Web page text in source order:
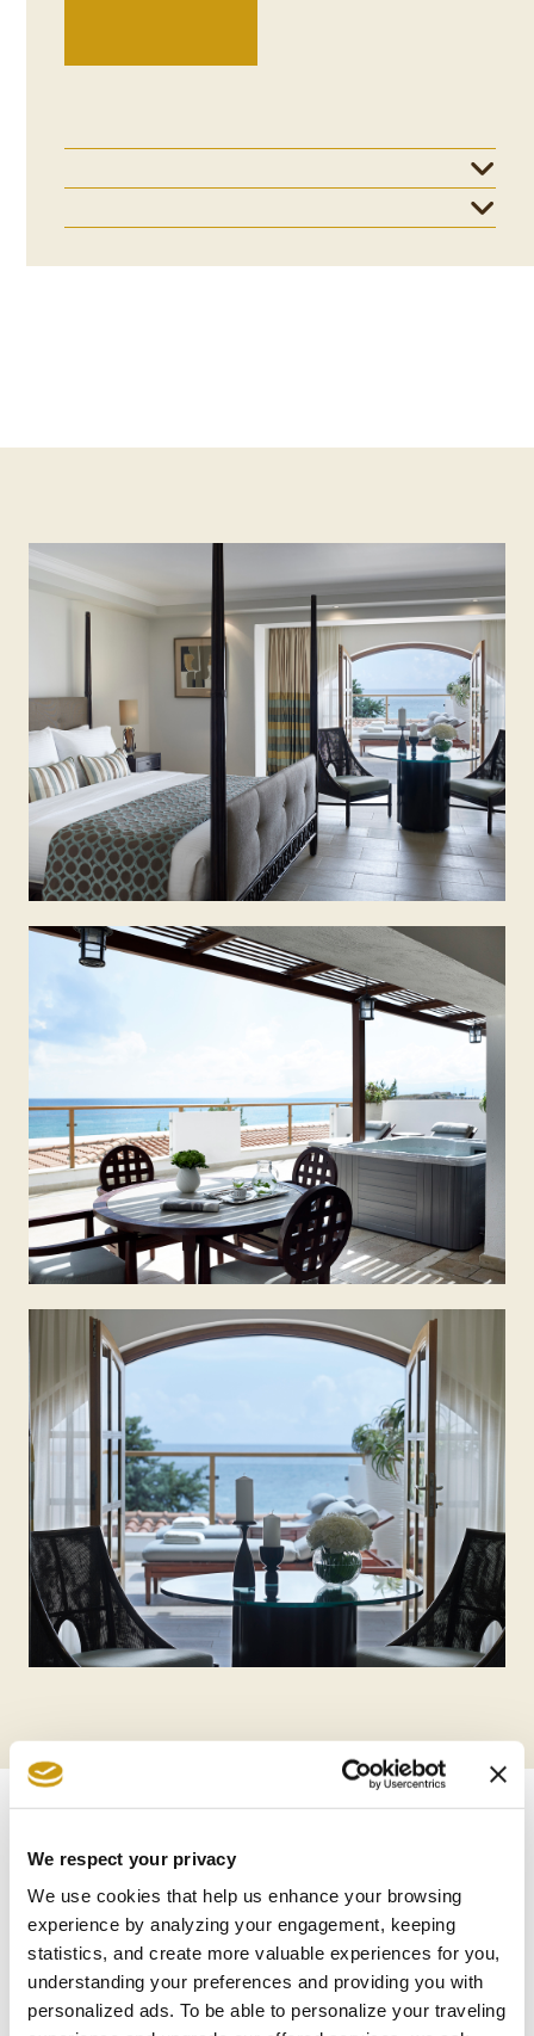
We respect your privacy
We use cookies that help us enhance your browsing
experience by analyzing your engagement, keeping
statistics, and create more valuable experiences for you,
understanding your preferences and providing you with
personalized ads. To be able to personalize your traveling
AUTRES CHAMBRES
Nous avons vocation à offrir l’authenticité
d’un séjour en Crète, à honorer nos traditions